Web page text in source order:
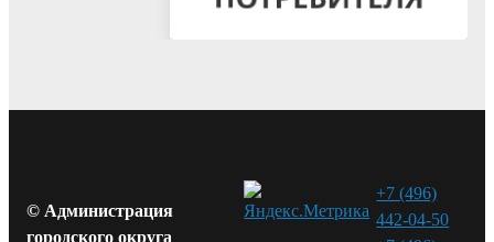
© Администрация
городского округа
+7 (496)
442-04-50